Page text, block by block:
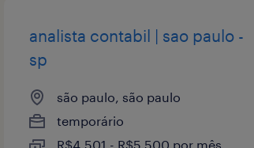
analista contabil | sao paulo -
sp
são paulo, são paulo
temporário
R$4,501 - R$5,500 por mês